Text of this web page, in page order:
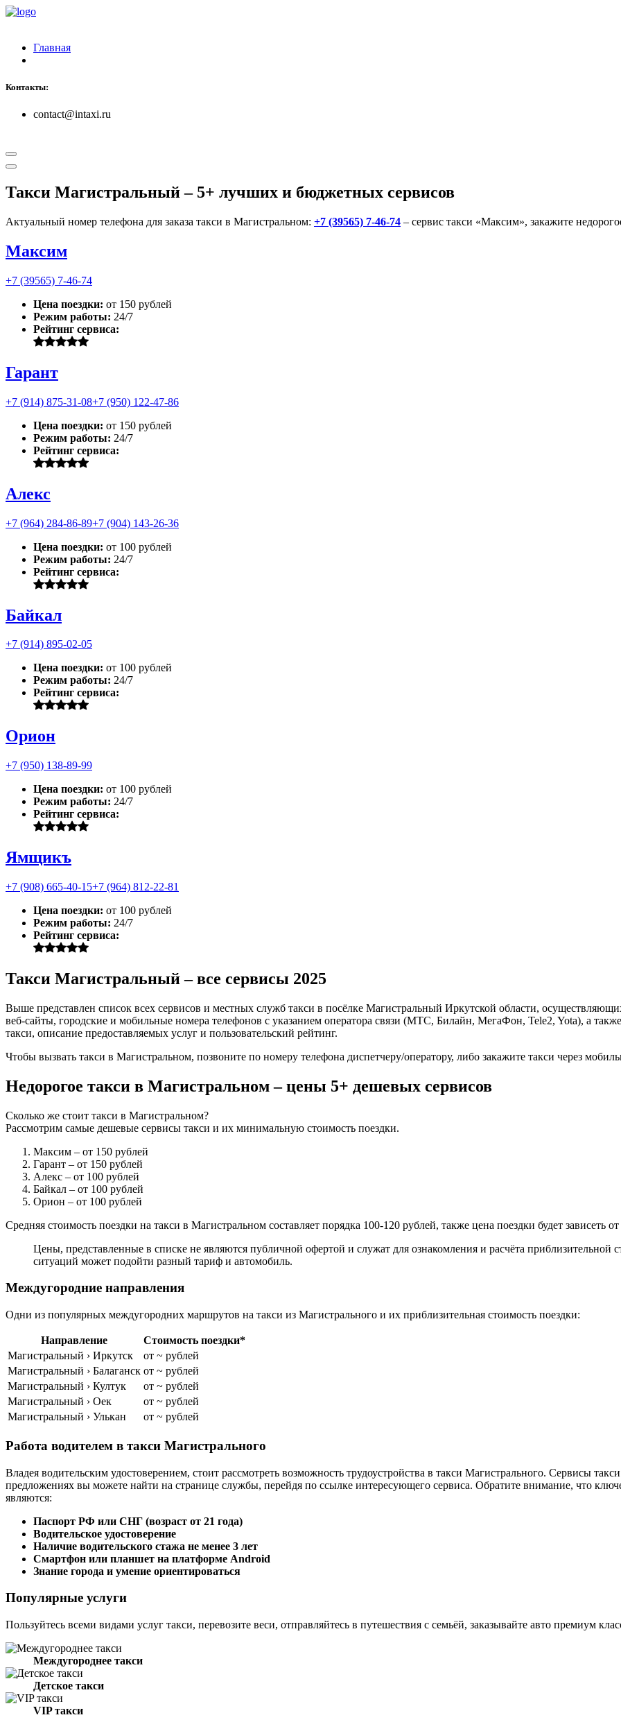
Главная
Контакты:
contact@intaxi.ru
Такси Магистральный– 5+ лучших и бюджетных сервисов
Актуальный номер телефона для заказа такси в Магистральном: +7 (39565) 7-46-74 – сервис такси «Максим», закажите
Максим
+7 (39565) 7-46-74
Цена поездки: от 150 рублей
Режим работы: 24/7
Рейтинг сервиса:
Гарант
+7 (914) 875-31-08+7 (950) 122-47-86
Цена поездки: от 150 рублей
Режим работы: 24/7
Рейтинг сервиса:
Алекс
+7 (964) 284-86-89+7 (904) 143-26-36
Цена поездки: от 100 рублей
Режим работы: 24/7
Рейтинг сервиса:
Байкал
+7 (914) 895-02-05
Цена поездки: от 100 рублей
Режим работы: 24/7
Рейтинг сервиса:
Орион
+7 (950) 138-89-99
Цена поездки: от 100 рублей
Режим работы: 24/7
Рейтинг сервиса:
Ямщикъ
+7 (908) 665-40-15+7 (964) 812-22-81
Цена поездки: от 100 рублей
Режим работы: 24/7
Рейтинг сервиса:
Такси Магистральный – все сервисы 2025
Выше представлен список всех сервисов и местных служб такси в посёлке Магистральный Иркутской области,
веб-сайты, городские и мобильные номера телефонов с указанием оператора связи (МТС, Билайн, МегаФон, Tele2, Yota), а
такси, описание предоставляемых услуг и пользовательский рейтинг.
Чтобы вызвать такси в Магистральном, позвоните по номеру телефона диспетчеру/оператору, либо закажите такси через
Недорогое такси в Магистральном – цены 5+ дешевых сервисов
Сколько же стоит такси в Магистральном?
Рассмотрим самые дешевые сервисы такси и их минимальную стоимость поездки.
Максим – от 150 рублей
Гарант – от 150 рублей
Алекс – от 100 рублей
Байкал – от 100 рублей
Орион – от 100 рублей
Средняя стоимость поездки на такси в Магистральном составляет порядка 100-120 рублей, также цена поездки будет зависеть
Цены, представленные в списке не являются публичной офертой и служат для ознакомления и расчёта
ситуаций может подойти разный тариф и автомобиль.
Междугородние направления
Одни из популярных междугородних маршрутов на такси из Магистрального и их приблизительная стоимость поездки:
Направление
Стоимость поездки*
Магистральный › Иркутск
от ~ рублей
Магистральный › Балаганск от ~ рублей
Магистральный › Култук
от ~ рублей
Магистральный › Оек
от ~ рублей
Магистральный › Улькан
от ~ рублей
Работа водителем в такси Магистрального
Владея водительским удостоверением, стоит рассмотреть возможность трудоустройства в такси Магистрального. Сервисы
предложениях вы можете найти на странице службы, перейдя по ссылке интересующего сервиса. Обратите внимание, что
являются:
Паспорт РФ или СНГ (возраст от 21 года)
Водительское удостоверение
Наличие водительского стажа не менее 3 лет
Смартфон или планшет на платформе Android
Знание города и умение ориентироваться
Популярные услуги
Пользуйтесь всеми видами услуг такси, перевозите веси, отправляйтесь в путешествия с семьёй, заказывайте авто премиум
Междугороднее такси
Детское такси
VIP такси